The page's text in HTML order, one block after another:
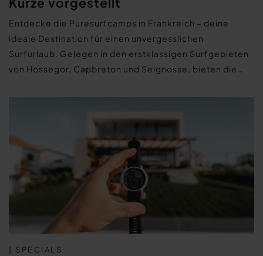
Entdecke die Puresurfcamps in Frankreich – deine
ideale Destination für einen unvergesslichen
Surfurlaub. Gelegen in den erstklassigen Surfgebieten
von Hossegor, Capbreton und Seignosse, bieten die…
| SPECIALS